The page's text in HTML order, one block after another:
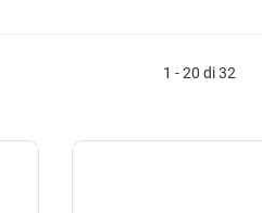
1 - 20 di 32